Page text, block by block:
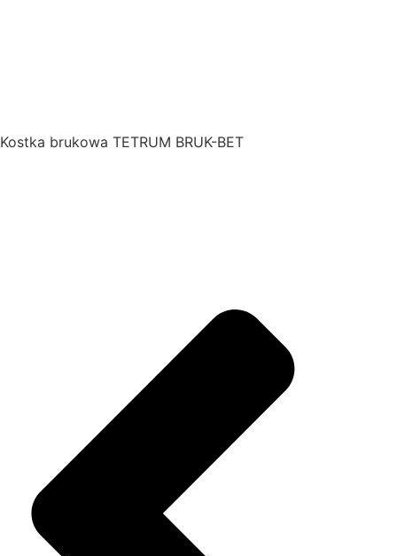
Kostka brukowa TETRUM BRUK-BET